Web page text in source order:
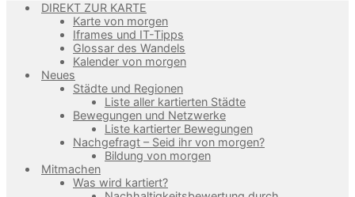
DIREKT ZUR KARTE
Karte von morgen
Iframes und IT-Tipps
Glossar des Wandels
Kalender von morgen
Neues
Städte und Regionen
Liste aller kartierten Städte
Bewegungen und Netzwerke
Liste kartierter Bewegungen
Nachgefragt – Seid ihr von morgen?
Bildung von morgen
Mitmachen
Was wird kartiert?